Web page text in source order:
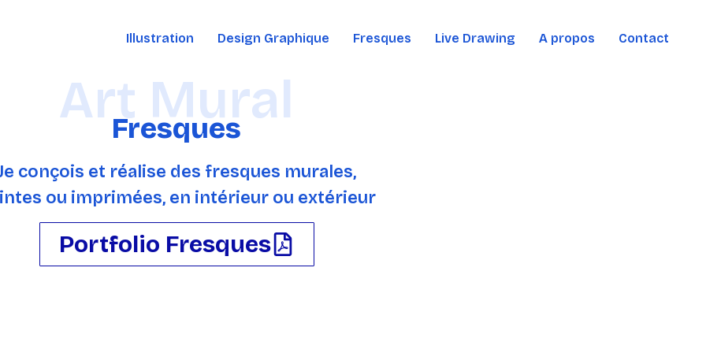
Illustration Design Graphique Fresques Live Drawing A propos Contact
Fresques
Art Mural
conçois et réalise des fresques murales,
ou imprimées, en intérieur ou extérieur
Portfolio Fresques